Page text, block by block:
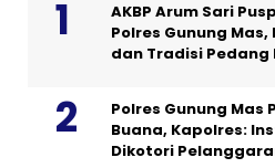
AKBP Arum Sari
Polres Gunung
dan Tradisi Pedang
Polres Gunung Mas
Buana, Kapolres:
Dikotori